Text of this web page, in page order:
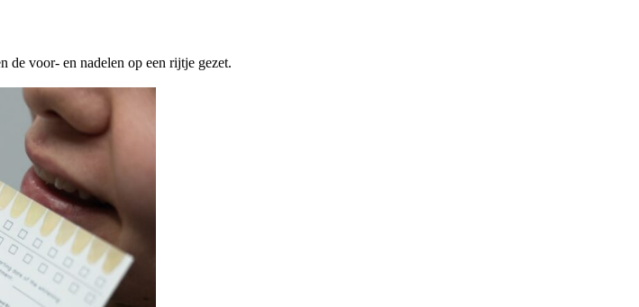
de voor- en nadelen op een rijtje gezet.